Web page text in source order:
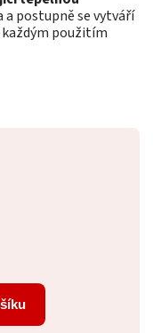
postupně se vytváří
použitím